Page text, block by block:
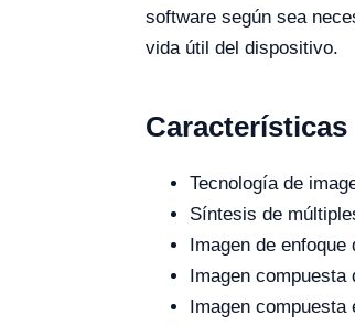
software según sea
vida útil del dispositivo.
Características
Tecnología de
Síntesis de
Imagen de
Imagen compuesta
Imagen compuesta